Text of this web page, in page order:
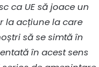
ca UE să joace un
la acțiune la care
să se simtă în
în acest sens